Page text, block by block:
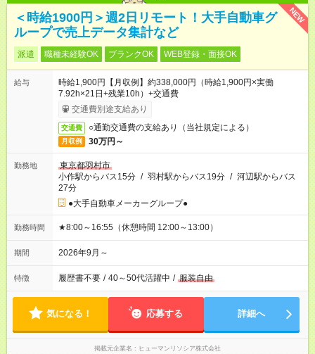
NEW
＜時給1900円＞週2日リモート！大手自動車グ
ループで売上データ集計など
派遣 職種未経験OK ブランクOK WEB登録・面接OK
給与
時給1,900円【月収例】約338,000円（時給1,900円×実働
7.92h×21日+残業10h）+交通費
交通費別途支給あり
交通費 ○通勤交通費の支給あり（当社規定による）
月収例 30万円～
勤務地
東京都羽村市
小作駅からバス15分 / 羽村駅からバス19分 / 河辺駅からバス
27分
●大手自動車メーカーグループ●
勤務時間 ★8:00～16:55（休憩時間 12:00～13:00）
期間 2026年9月～
特徴 履歴書不要 / 40～50代活躍中 / 服装自由
気になる！ 応募する 詳細へ
掲載元企業名 ヒューマンリソシア株式会社